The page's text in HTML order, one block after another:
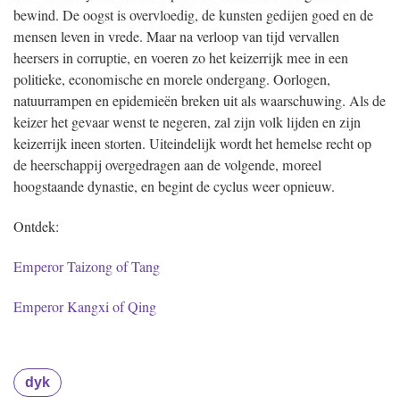
bewind. De oogst is overvloedig, de kunsten gedijen goed en de
mensen leven in vrede. Maar na verloop van tijd vervallen
heersers in corruptie, en voeren zo het keizerrijk mee in een
politieke, economische en morele ondergang. Oorlogen,
natuurrampen en epidemieën breken uit als waarschuwing. Als de
keizer het gevaar wenst te negeren, zal zijn volk lijden en zijn
keizerrijk ineen storten. Uiteindelijk wordt het hemelse recht op
de heerschappij overgedragen aan de volgende, moreel
hoogstaande dynastie, en begint de cyclus weer opnieuw.
Ontdek:
Emperor Taizong of Tang
Emperor Kangxi of Qing
dyk